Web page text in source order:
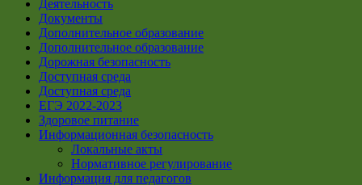
Деятельность
Документы
Дополнительное образование
Дополнительное образование
Дорожная безопасность
Доступная среда
Доступная среда
ЕГЭ 2022-2023
Здоровое питание
Информационная безопасность
Локальные акты
Нормативное регулирование
Информация для педагогов